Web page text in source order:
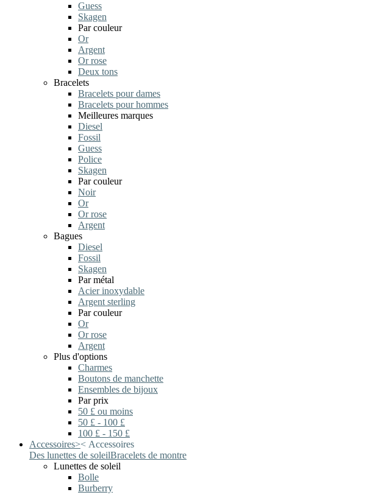
Guess
Skagen
Par couleur
Or
Argent
Or rose
Deux tons
Bracelets
Bracelets pour dames
Bracelets pour hommes
Meilleures marques
Diesel
Fossil
Guess
Police
Skagen
Par couleur
Noir
Or
Or rose
Argent
Bagues
Diesel
Fossil
Skagen
Par métal
Acier inoxydable
Argent sterling
Par couleur
Or
Or rose
Argent
Plus d'options
Charmes
Boutons de manchette
Ensembles de bijoux
Par prix
50 £ ou moins
50 £ - 100 £
100 £ - 150 £
Accessoires>< Accessoires
Des lunettes de soleilBracelets de montre
Lunettes de soleil
Bolle
Burberry